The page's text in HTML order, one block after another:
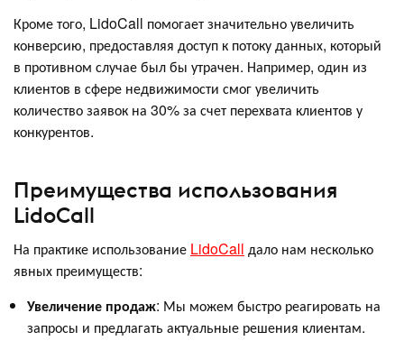
Кроме того, LidoCall помогает значительно увеличить
конверсию, предоставляя доступ к потоку данных, который
в противном случае был бы утрачен. Например, один из
клиентов в сфере недвижимости смог увеличить
количество заявок на 30% за счет перехвата клиентов у
конкурентов.
Преимущества использования
LidoCall
На практике использование LidoCall дало нам несколько
явных преимуществ:
Увеличение продаж: Мы можем быстро реагировать на
запросы и предлагать актуальные решения клиентам.